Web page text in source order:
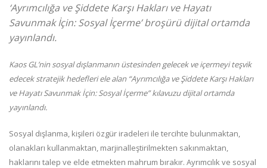
‘Ayrımcılığa ve Şiddete Karşı Hakları ve Hayatı
Savunmak İçin: Sosyal İçerme’ broşürü dijital ortamda
yayınlandı.
Kaos GL’nin sosyal dışlanmanın üstesinden gelecek ve içermeyi teşvik
edecek stratejik hedefleri ele alan “Ayrımcılığa ve Şiddete Karşı Hakları
ve Hayatı Savunmak İçin: Sosyal İçerme” kılavuzu dijital ortamda
yayınlandı.
Sosyal dışlanma, kişileri özgür iradeleri ile tercihte bulunmaktan,
olanakları kullanmaktan, marjinalleştirilmekten sakınmaktan,
haklarını talep ve elde etmekten mahrum bırakır. Ayrımcılık ve sosyal